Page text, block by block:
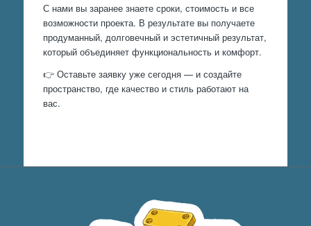
С нами вы заранее знаете сроки, стоимость и все
возможности проекта. В результате вы получаете
продуманный, долговечный и эстетичный результат,
который объединяет функциональность и комфорт.
👉 Оставьте заявку уже сегодня — и создайте
пространство, где качество и стиль работают на
вас.